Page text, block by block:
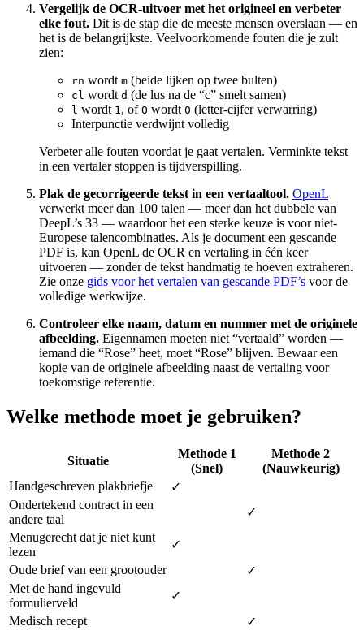
Vergelijk de OCR-uitvoer met het origineel en verbeter
elke fout. Dit is de stap die de meeste mensen overslaan — en
het is de belangrijkste. Veelvoorkomende fouten die je zult
zien:
rn wordt m (beide lijken op twee bulten)
cl wordt d (de lus na de “c” smelt samen)
l wordt 1 , of O wordt 0 (letter-cijfer verwarring)
Interpunctie verdwijnt volledig
Verbeter alle fouten voordat je gaat vertalen. Verminkte tekst
in een vertaler stoppen is tijdverspilling.
Plak de gecorrigeerde tekst in een vertaaltool. OpenL
verwerkt meer dan 100 talen — meer dan het dubbele van
DeepL’s 33 — waardoor het een sterke keuze is voor niet-
Europese talencombinaties. Als je document een gescande
PDF is, kan OpenL de OCR en vertaling in één keer
uitvoeren — zonder de tekst handmatig te hoeven extraheren.
Zie onze gids voor het vertalen van gescande PDF’s voor de
volledige werkwijze.
Controleer elke naam, datum en nummer met de originele
afbeelding. Eigennamen moeten niet “vertaald” worden —
iemand die “Rose” heet, moet “Rose” blijven. Bewaar een
kopie van de originele afbeelding naast de vertaling voor
toekomstige referentie.
Welke methode moet je gebruiken?
Situatie
Methode 1
(Snel)
Methode 2
(Nauwkeurig)
Handgeschreven plakbriefje
✓
Ondertekend contract in een
andere taal
✓
Menugerecht dat je niet kunt
lezen
✓
Oude brief van een grootouder
✓
Met de hand ingevuld
formulierveld
✓
Medisch recept
✓